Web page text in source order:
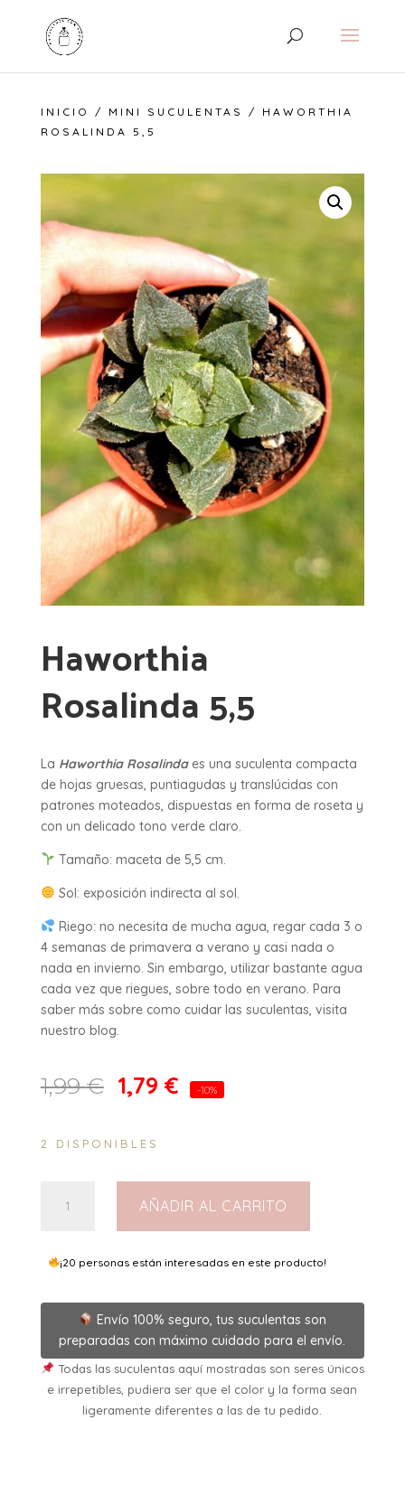
INICIO / MINI SUCULENTAS
/ HAWORTHIA
ROSALINDA 5,5
Haworthia
Rosalinda 5,5
La Haworthia Rosalindaes una suculenta compacta
de hojas gruesas, puntiagudas y translúcidas con
patrones moteados, dispuestas en forma de roseta y
con un delicado tono verde claro.
Tamaño: maceta de 5,5 cm.
Sol: exposición indirecta al sol.
Riego: no necesita de mucha agua, regar cada 3 o
4 semanas de primavera a verano y casi nada o
nada en invierno. Sin embargo, utilizar bastante agua
cada vez que riegues, sobre todo en verano. Para
saber más sobre como cuidar las suculentas, visita
nuestro blog.
1,99€ 1,79 € -10%
2 DISPONIBLES
Rosalinda
cantidad
AÑADIR AL CARRITO
¡20 personas están interesadas en este producto!
Envío 100% seguro, tus suculentas son
preparadas con máximo cuidado para el envío.
Todas las suculentas aquí mostradas son seres únicos
e irrepetibles, pudiera ser que el color y la forma sean
ligeramente diferentes a las de tu pedido.